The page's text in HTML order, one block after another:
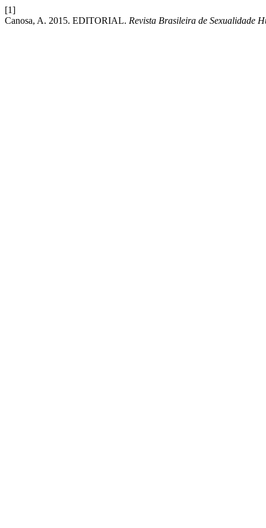
[1]
Canosa, A. 2015. EDITORIAL. Revista Brasileira de Sexualidade